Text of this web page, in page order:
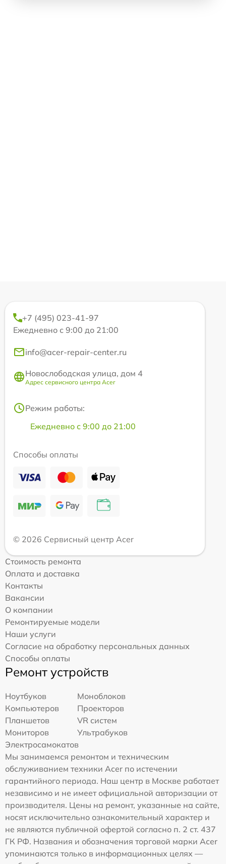
+7 (495) 023-41-97
Ежедневно с 9:00 до 21:00
info@acer-repair-center.ru
Новослободская улица, дом 4
Адрес сервисного центра Acer
Режим работы:
Ежедневно с 9:00 до 21:00
Способы оплаты
© 2026 Сервисный центр Acer
Стоимость ремонта
Оплата и доставка
Контакты
Вакансии
О компании
Ремонтируемые модели
Наши услуги
Согласие на обработку персональных данных
Способы оплаты
Ремонт устройств
Ноутбуков
Моноблоков
Компьютеров
Проекторов
Планшетов
VR систем
Мониторов
Ультрабуков
Электросамокатов
Мы занимаемся ремонтом и техническим
обслуживанием техники Acer по истечении
гарантийного периода. Наш центр в Москве работает
независимо и не имеет официальной авторизации от
производителя. Цены на ремонт, указанные на сайте,
носят исключительно ознакомительный характер и
не являются публичной офертой согласно п. 2 ст. 437
ГК РФ. Названия и обозначения торговой марки Acer
упоминаются только в информационных целях —